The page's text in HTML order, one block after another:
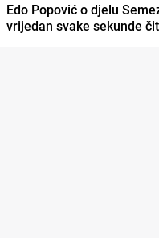
Edo Popović o djelu
vrijedan svake sekunde